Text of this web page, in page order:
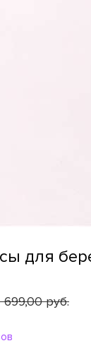
для
699,00 руб.